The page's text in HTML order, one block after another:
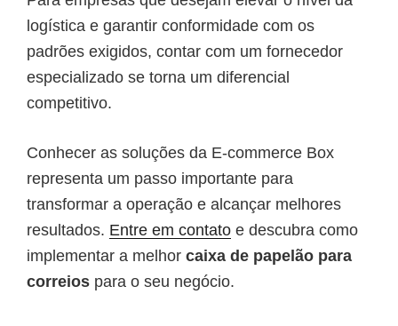
logística e garantir conformidade com os
padrões exigidos, contar com um fornecedor
especializado se torna um diferencial
competitivo.
Conhecer as soluções da E-commerce Box
representa um passo importante para
transformar a operação e alcançar melhores
resultados. Entre em contato e descubra como
implementar a melhor caixa de papelão para
correios para o seu negócio.